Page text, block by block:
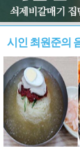
시인 최원준의